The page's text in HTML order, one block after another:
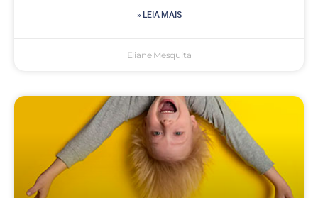
» LEIA MAIS
Eliane Mesquita